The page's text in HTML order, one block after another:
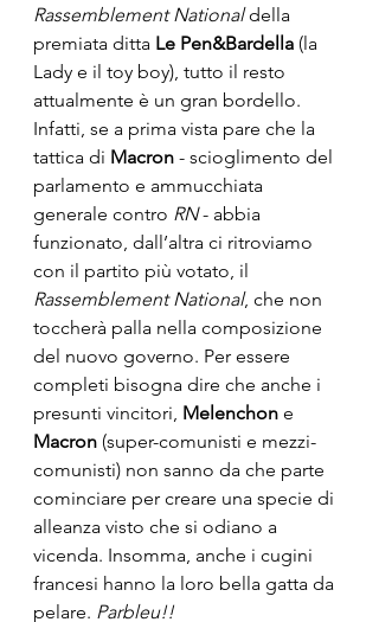
Rassemblement National della
premiata ditta Le Pen&Bardella (la
Lady e il toy boy), tutto il resto
attualmente è un gran bordello.
Infatti, se a prima vista pare che la
tattica di Macron - scioglimento del
parlamento e ammucchiata
generale contro RN - abbia
funzionato, dall’altra ci ritroviamo
con il partito più votato, il
Rassemblement National, che non
toccherà palla nella composizione
del nuovo governo. Per essere
completi bisogna dire che anche i
presunti vincitori, Melenchon e
Macron (super-comunisti e mezzi-
comunisti) non sanno da che parte
cominciare per creare una specie di
alleanza visto che si odiano a
vicenda. Insomma, anche i cugini
francesi hanno la loro bella gatta da
pelare. Parbleu!!